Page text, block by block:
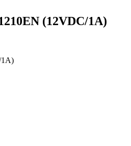
(12VDC/1A)
1A)